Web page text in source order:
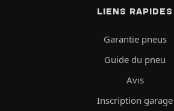
LIENS RAPIDES
Garantie pneus
Guide du pneu
Avis
Inscription garage